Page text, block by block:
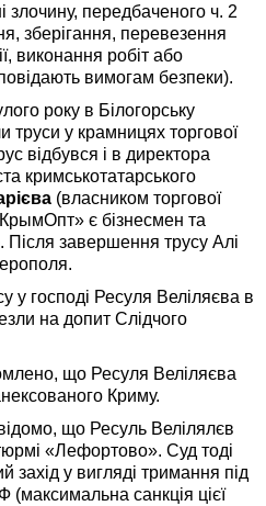
злочину, передбаченого ч. 2
зберігання, перевезення
виконання робіт або
вимогам безпеки).
року в Білогорську
труси у крамницях торгової
відбувся і в директора
кримськотатарського
(власником торгової
є бізнесмен та
Після завершення трусу Алі
у господі Ресуля Веліляєва в
на допит Слідчого
що Ресуля Веліляєва
Криму.
що Ресуль Велілялєв
«Лефортово». Суд тоді
захід у вигляді тримання під
(максимальна санкція цієї